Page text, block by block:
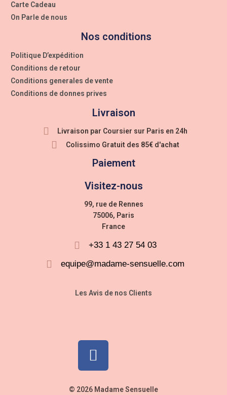
Carte Cadeau
On Parle de nous
Nos conditions
Politique D’expédition
Conditions de retour
Conditions generales de vente
Conditions de donnes prives
Livraison
Livraison par Coursier sur Paris en 24h
Colissimo Gratuit des 85€ d'achat
Paiement
Visitez-nous
99, rue de Rennes
75006, Paris
France
+33 1 43 27 54 03
equipe@madame-sensuelle.com
Les Avis de nos Clients
© 2026 Madame Sensuelle